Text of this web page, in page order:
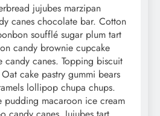
jujubes marzipan
canes chocolate bar. Cotton
soufflé sugar plum tart
candy brownie cupcake
candy canes. Topping biscuit
cake pastry gummi bears
lollipop chupa chups.
pudding macaroon ice cream